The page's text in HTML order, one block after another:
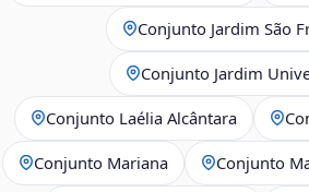
Conjunto Jardim São
Conjunto Jardim
Conjunto Laélia Alcântara
Conjunto Mariana Conjunto